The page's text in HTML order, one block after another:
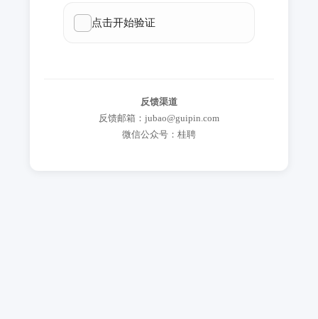
反馈渠道
反馈邮箱：jubao@guipin.com
微信公众号：桂聘